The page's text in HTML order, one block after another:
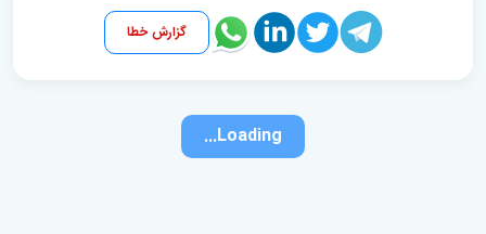
گزارش خطا
Loading...